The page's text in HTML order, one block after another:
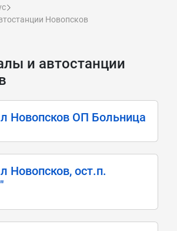
Новопсков
и автостанции
Новопсков ОП Больница
Новопсков, ост.п.